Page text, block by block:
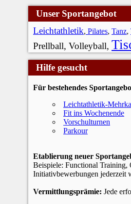
Unser Sportangebot
Leichtathletik, Pilates, Tanz,
Prellball, Volleyball,
Hilfe gesucht
Für bestehendes
Leichtathletik-
Fit ins Wochenende
Vorschulturnen
Parkour
Etablierung neuer
Beispiele: Functional Training,
Initiativbewerbungen jederzeit
Vermittlungsprämie: Jede